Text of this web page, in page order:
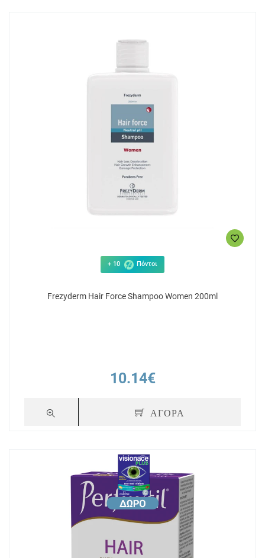
+ 10 Πόντοι
Frezyderm Hair Force Shampoo Women 200ml
10.14€
ΑΓΟΡΑ